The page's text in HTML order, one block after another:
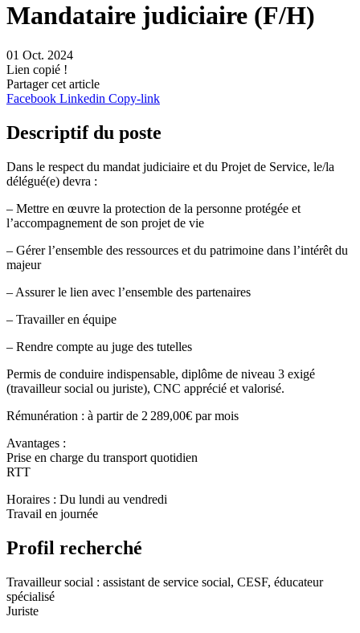
Mandataire judiciaire (F/H)
01 Oct. 2024
Lien copié !
Partager cet article
Facebook Linkedin Copy-link
Descriptif du poste
Dans le respect du mandat judiciaire et du Projet de Service, le/la
délégué(e) devra :
– Mettre en œuvre la protection de la personne protégée et
l’accompagnement de son projet de vie
– Gérer l’ensemble des ressources et du patrimoine dans l’intérêt du
majeur
– Assurer le lien avec l’ensemble des partenaires
– Travailler en équipe
– Rendre compte au juge des tutelles
Permis de conduire indispensable, diplôme de niveau 3 exigé
(travailleur social ou juriste), CNC apprécié et valorisé.
Rémunération : à partir de 2 289,00€ par mois
Avantages :
Prise en charge du transport quotidien
RTT
Horaires : Du lundi au vendredi
Travail en journée
Profil recherché
Travailleur social : assistant de service social, CESF, éducateur
spécialisé
Juriste